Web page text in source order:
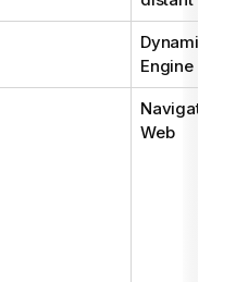
Dynamic
Engine
Navigateur
Web